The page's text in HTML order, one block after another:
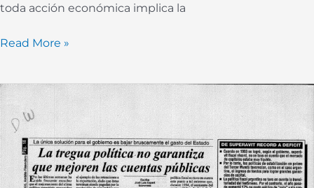
toda acción económica implica la
Read More »
tregua
política
garantiza
que